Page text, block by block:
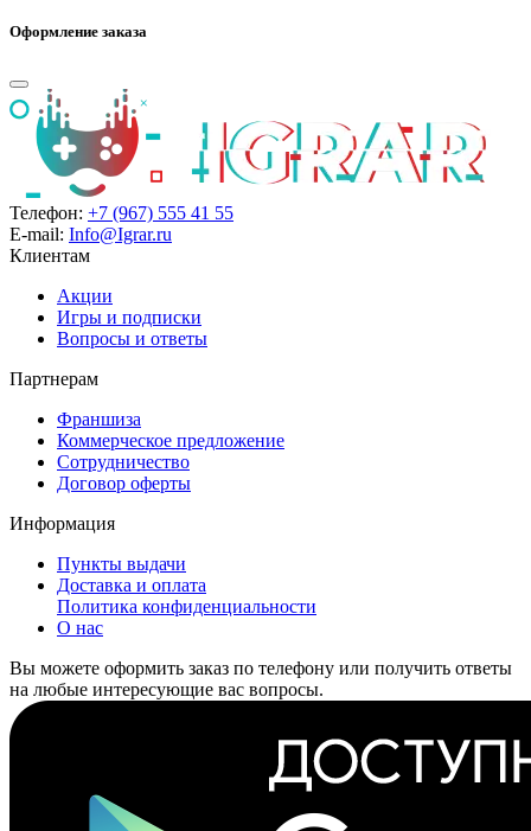
Оформление заказа
Телефон: +7 (967) 555 41 55
E-mail: Info@Igrar.ru
Клиентам
Акции
Игры и подписки
Вопросы и ответы
Партнерам
Франшиза
Коммерческое предложение
Сотрудничество
Договор оферты
Информация
Пункты выдачи
Доставка и оплата
Политика конфиденциальности
О нас
Вы можете оформить заказ по телефону или получить ответы
на любые интересующие вас вопросы.